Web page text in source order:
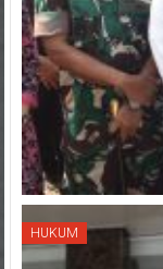
HUKUM